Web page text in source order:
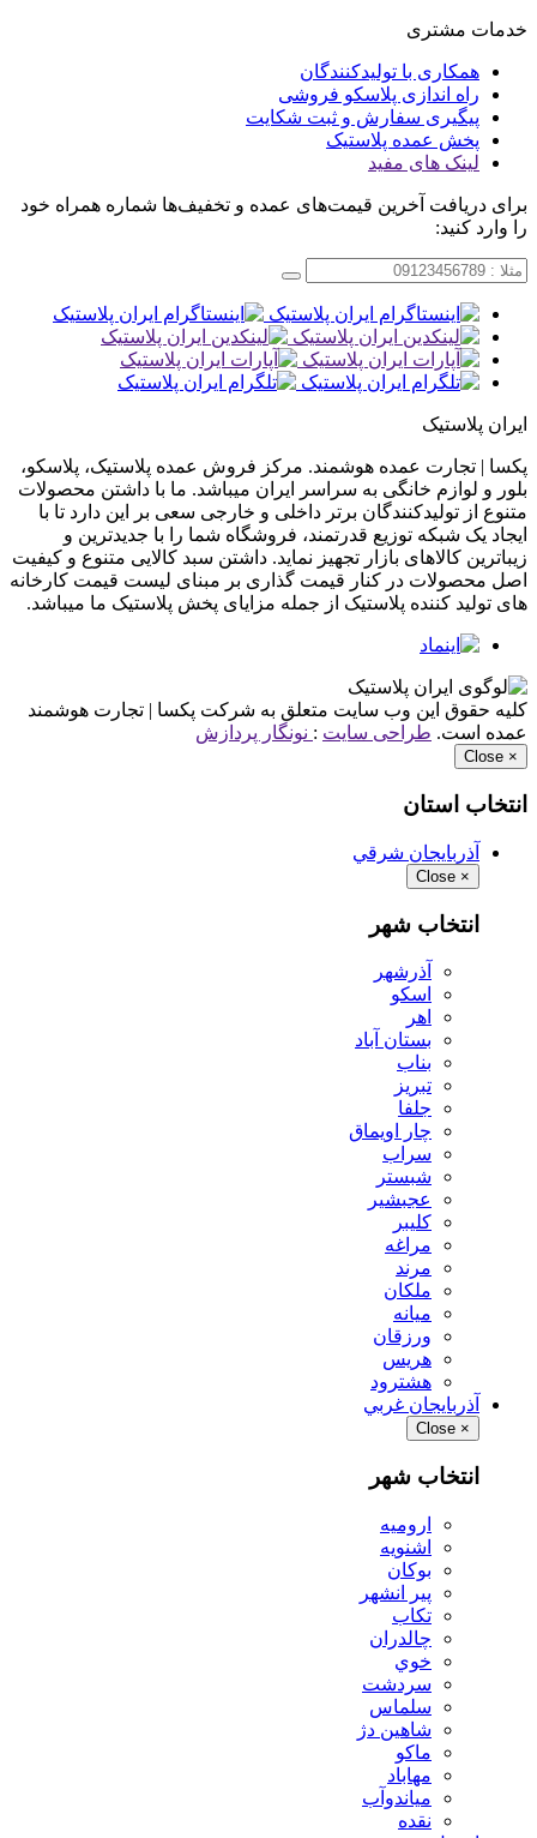
خدمات مشتری
همکاری با تولیدکنندگان
راه اندازی پلاسکو فروشی
پیگیری سفارش و ثبت شکایت
پخش عمده پلاستیک
لینک های مفید
برای دریافت آخرین قیمت‌های عمده و تخفیف‌ها شماره همراه خود
را وارد کنید:
ایران پلاستیک
پکسا | تجارت عمده هوشمند. مرکز فروش عمده پلاستیک، پلاسکو،
بلور و لوازم خانگی به سراسر ایران میباشد. ما با داشتن محصولات
متنوع از تولیدکنندگان برتر داخلی و خارجی سعی بر این دارد تا با
ایجاد یک شبکه توزیع قدرتمند، فروشگاه شما را با جدیدترین و
زیباترین کالاهای بازار تجهیز نماید. داشتن سبد کالایی متنوع و کیفیت
اصل محصولات در کنار قیمت گذاری بر مبنای لیست قیمت کارخانه
های تولید کننده پلاستیک از جمله مزایای پخش پلاستیک ما میباشد.
کلیه حقوق این وب سایت متعلق به شرکت پکسا | تجارت هوشمند
عمده است. طراحی سایت : نونگار پردازش
×
Close
انتخاب استان
آذربايجان شرقي
×
Close
انتخاب شهر
آذرشهر
اسكو
اهر
بستان آباد
بناب
تبريز
جلفا
چار اويماق
سراب
شبستر
عجبشير
كليبر
مراغه
مرند
ملكان
ميانه
ورزقان
هريس
هشترود
آذربايجان غربي
×
Close
انتخاب شهر
اروميه
اشنويه
بوكان
پير انشهر
تكاب
چالدران
خوي
سردشت
سلماس
شاهين دژ
ماكو
مهاباد
مياندوآب
نقده